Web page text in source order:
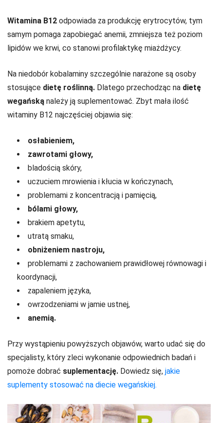
Witamina B12 odpowiada za produkcję erytrocytów, tym
samym pomaga zapobiegać anemii, zmniejsza też poziom
lipidów we krwi, co stanowi profilaktykę miażdżycy.
Na niedobór kobalaminy szczególnie narażone są osoby
stosujące dietę roślinną. Dlatego przechodząc na dietę
wegańską należy ją suplementować. Zbyt mała ilość
witaminy B12 najczęściej objawia się:
osłabieniem,
zawrotami głowy,
bladością skóry,
uczuciem mrowienia i kłucia w kończynach,
problemami z koncentracją i pamięcią,
bólami głowy,
brakiem apetytu,
utratą smaku,
obniżeniem nastroju,
problemami z zachowaniem prawidłowej równowagi i
koordynacji,
zapaleniem języka,
owrzodzeniami w jamie ustnej,
anemią.
Przy wystąpieniu powyższych objawów, warto udać się do
specjalisty, który zleci wykonanie odpowiednich badań i
pomoże dobrać suplementację. Dowiedz się, jakie
suplementy stosować na diecie wegańskiej.